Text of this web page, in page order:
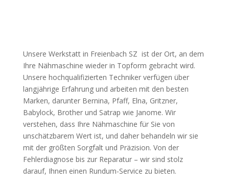
Unsere Werkstatt in Freienbach SZ ist der Ort, an dem
Ihre Nähmaschine wieder in Topform gebracht wird.
Unsere hochqualifizierten Techniker verfügen über
langjährige Erfahrung und arbeiten mit den besten
Marken, darunter Bernina, Pfaff, Elna, Gritzner,
Babylock, Brother und Satrap wie Janome. Wir
verstehen, dass Ihre Nähmaschine für Sie von
unschätzbarem Wert ist, und daher behandeln wir sie
mit der größten Sorgfalt und Präzision. Von der
Fehlerdiagnose bis zur Reparatur – wir sind stolz
darauf, Ihnen einen Rundum-Service zu bieten.